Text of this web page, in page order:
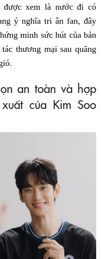
được xem là nước đi có
ý nghĩa tri ân fan, đây
minh sức hút của bản
thương mại sau quãng
an toàn và hợp
của Kim Soo